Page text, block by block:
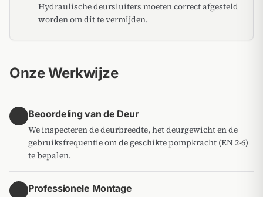
Hydraulische deursluiters moeten correct afgesteld
worden om dit te vermijden.
Onze Werkwijze
Beoordeling van de Deur
We inspecteren de deurbreedte, het deurgewicht en de
gebruiksfrequentie om de geschikte pompkracht (EN 2-6)
te bepalen.
Professionele Montage